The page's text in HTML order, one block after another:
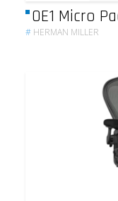
OE1 Micro
# HERMAN MILLER